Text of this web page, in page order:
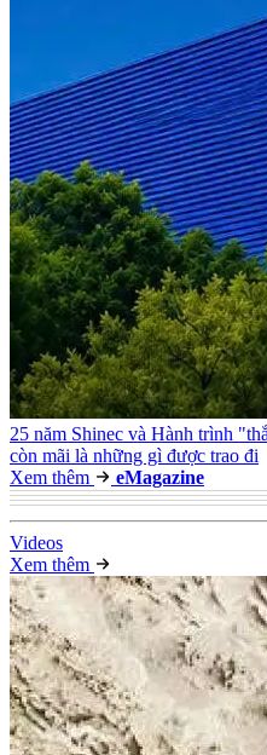
25 năm Shinec và Hành trình
còn mãi là những gì được trao đi
Xem thêm
eMagazine
Videos
Xem thêm